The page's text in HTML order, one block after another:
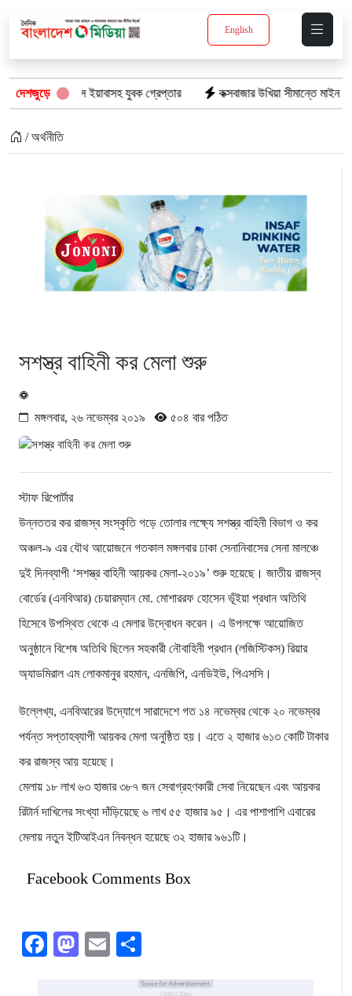
English
দেশজুড়ে
১৫ পিস ইয়াবাসহ যুবক গ্রেপ্তার কক্সবাজার উখিয়া সীমান্তে মাইন
/ অর্থনীতি
সশস্ত্র বাহিনী কর মেলা শুরু
মঙ্গলবার, ২৬ নভেম্বর ২০১৯ ৫০৪ বার পঠিত
স্টাফ রিপোর্টার
উন্নততর কর রাজস্ব সংস্কৃতি গড়ে তোলার লক্ষ্যে সশস্ত্র বাহিনী বিভাগ ও কর
অঞ্চল-৯ এর যৌথ আয়োজনে গতকাল মঙ্গলবার ঢাকা সেনানিবাসের সেনা মালঞ্চে
দুই দিনব্যাপী ‘সশস্ত্র বাহিনী আয়কর মেলা-২০১৯’ শুরু হয়েছে। জাতীয় রাজস্ব
বোর্ডের (এনবিআর) চেয়ারম্যান মো. মোশাররফ হোসেন ভূঁইয়া প্রধান অতিথি
হিসেবে উপস্থিত থেকে এ মেলার উদ্বোধন করেন। এ উপলক্ষে আয়োজিত
অনুষ্ঠানে বিশেষ অতিথি ছিলেন সহকারী নৌবাহিনী প্রধান (লজিস্টিকস) রিয়ার
অ্যাডমিরাল এম লোকমানুর রহমান, এনজিপি, এনডিইউ, পিএসসি।
উল্লেখ্য, এনবিআরের উদ্যোগে সারাদেশে গত ১৪ নভেম্বর থেকে ২০ নভেম্বর
পর্যন্ত সপ্তাহব্যাপী আয়কর মেলা অনুষ্ঠিত হয়। এতে ২ হাজার ৬১৩ কোটি টাকার
কর রাজস্ব আয় হয়েছে।
মেলায় ১৮ লাখ ৬৩ হাজার ৩৮৭ জন সেবাগ্রহণকারী সেবা নিয়েছেন এবং আয়কর
রিটার্ন দাখিলের সংখ্যা দাঁড়িয়েছে ৬ লাখ ৫৫ হাজার ৯৫। এর পাশাপাশি এবারের
মেলায় নতুন ইটিআইএন নিবন্ধন হয়েছে ৩২ হাজার ৯৬১টি।
Facebook Comments Box
Facebook
Mastodon
Email